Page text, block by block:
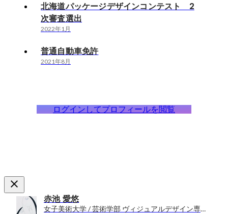
北海道パッケージデザインコンテスト 2
次審査選出
2022年1月
普通自動車免許
2021年8月
ログインしてプロフィールを閲覧
赤池 愛悠
女子美術大学 / 芸術学部 ヴィジュアルデザイン専攻 卒業